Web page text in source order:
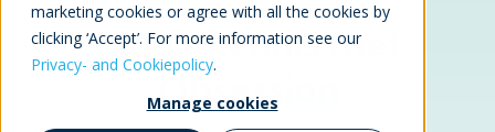
marketing cookies or agree with all the cookies by
clicking ‘Accept’. For more information see our
Privacy- and Cookiepolicy.
Manage cookies
Maak kennis met
Obsession